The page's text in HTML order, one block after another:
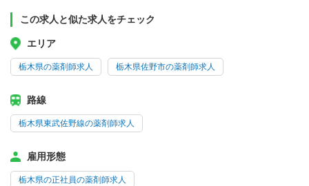
この求人と似た求人をチェック
エリア
栃木県の薬剤師求人 栃木県佐野市の薬剤師求人
路線
栃木県東武佐野線の薬剤師求人
雇用形態
栃木県の正社員の薬剤師求人